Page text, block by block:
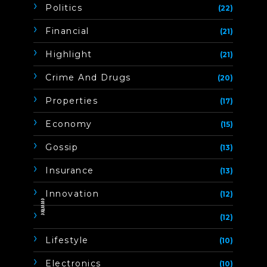
Politics (22)
Financial (21)
Highlight (21)
Crime And Drugs (20)
Properties (17)
Economy (15)
Gossip (13)
Insurance (13)
Innovation (12)
(12)
Lifestyle (10)
Electronics (10)